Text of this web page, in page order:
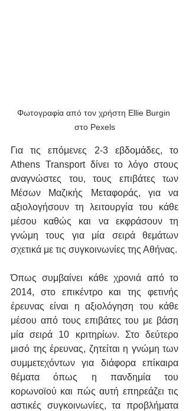
Φωτογραφία από τον χρήστη Ellie Burgin
στο Pexels
Για τις επόμενες 2-3 εβδομάδες, το
Athens Transport δίνει το λόγο στους
αναγνώστες του, τους επιβάτες των
Μέσων Μαζικής Μεταφοράς, για να
αξιολογήσουν τη λειτουργία του κάθε
μέσου καθώς και να εκφράσουν τη
γνώμη τους για μία σειρά θεμάτων
σχετικά με τις συγκοινωνίες της Αθήνας.
Όπως συμβαίνει κάθε χρονιά από το
2014, στο επικέντρο και της φετινής
έρευνας είναι η αξιολόγηση του κάθε
μέσου από τους επιβάτες του με βάση
μία σειρά 10 κριτηρίων. Στο δεύτερο
μισό της έρευνας, ζητείται η γνώμη των
συμμετεχόντων για διάφορα επίκαιρα
θέματα όπως η πανδημία του
κορωνοϊού και πώς αυτή επηρεάζει τις
αστικές συγκοινωνίες, τα προβλήματα